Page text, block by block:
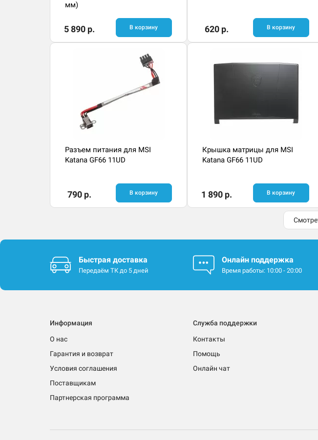
мм)
5 890 р. В корзину 620 р. В корзину
Разъем питания для MSI
Katana GF66 11UD
790 р. В корзину
Крышка матрицы для MSI
Katana GF66 11UD
1 890 р. В корзину
Быстрая доставка
Передаём ТК до 5 дней
Онлайн поддержка
Время работы: 10:00 - 20:00
Информация
О нас
Гарантия и возврат
Условия соглашения
Поставщикам
Партнерская программа
Служба поддержки
Контакты
Помощь
Онлайн чат